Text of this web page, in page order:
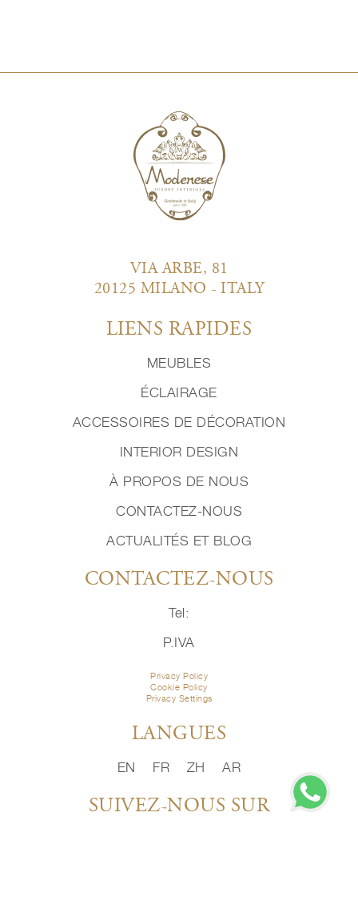
VIA ARBE, 81
20125 MILANO - ITALY
LIENS RAPIDES
MEUBLES
ÉCLAIRAGE
ACCESSOIRES DE DÉCORATION
INTERIOR DESIGN
À PROPOS DE NOUS
CONTACTEZ-NOUS
ACTUALITÉS ET BLOG
CONTACTEZ-NOUS
Tel:
P.IVA
Privacy Policy
Cookie Policy
Privacy Settings
LANGUES
EN FR ZH AR
SUIVEZ-NOUS SUR